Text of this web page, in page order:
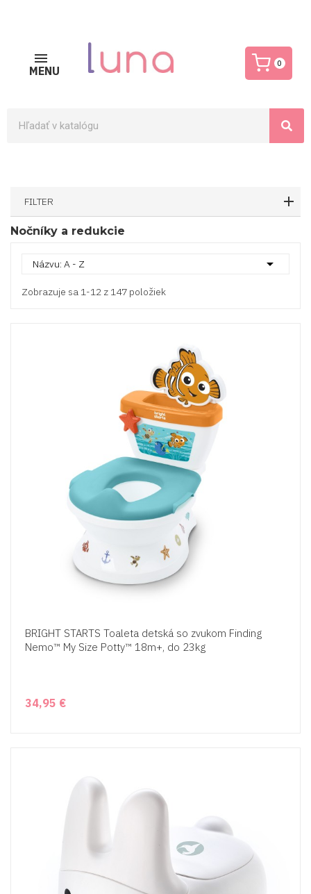
MENU
0
FILTER
Nočníky a redukcie
Názvu: A - Z 
Zobrazuje sa 1-12 z 147 položiek
BRIGHT STARTS Toaleta detská so zvukom Finding
Nemo™ My Size Potty™ 18m+, do 23kg
34,95 €